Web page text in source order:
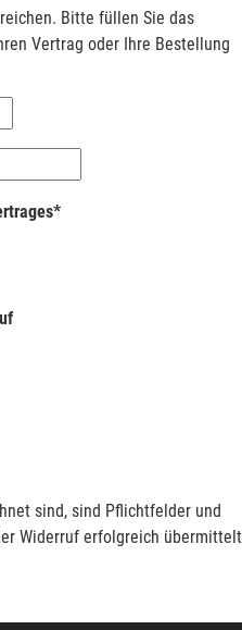
Bitte füllen Sie das
Vertrag oder Ihre Bestellung
sind, sind Pflichtfelder und
Widerruf erfolgreich übermittelt